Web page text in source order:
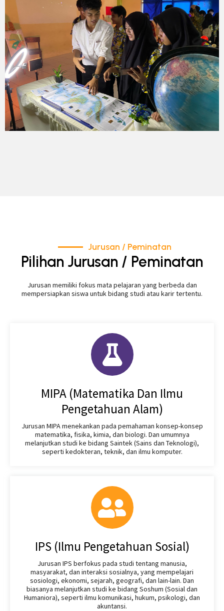
Jurusan / Peminatan
Pilihan Jurusan / Peminatan
Jurusan memiliki fokus mata pelajaran yang berbeda dan
mempersiapkan siswa untuk bidang studi atau karir tertentu.
MIPA (Matematika Dan Ilmu
Pengetahuan Alam)
Jurusan MIPA menekankan pada pemahaman konsep-konsep
matematika, fisika, kimia, dan biologi. Dan umumnya
melanjutkan studi ke bidang Saintek (Sains dan Teknologi),
seperti kedokteran, teknik, dan ilmu komputer.
IPS (Ilmu Pengetahuan Sosial)
Jurusan IPS berfokus pada studi tentang manusia,
masyarakat, dan interaksi sosialnya, yang mempelajari
sosiologi, ekonomi, sejarah, geografi, dan lain-lain. Dan
biasanya melanjutkan studi ke bidang Soshum (Sosial dan
Humaniora), seperti ilmu komunikasi, hukum, psikologi, dan
akuntansi.